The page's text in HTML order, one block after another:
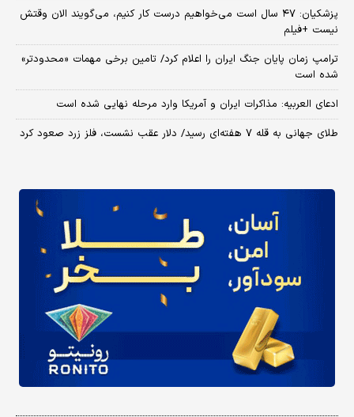
پزشکیان: ۴۷ سال است می‌خواهیم درست کار کنیم، می‌گویند الان وقتش
نیست +فیلم
ترامپ زمان پایان جنگ ایران را اعلام کرد/ تامین برخی مهمات «محدودتر»
شده است
ادعای العربیه: مذاکرات ایران و آمریکا وارد مرحله نهایی شده است
طلای جهانی به قله ۷ هفته‌ای رسید/ دلار عقب نشست، فلز زرد صعود کرد